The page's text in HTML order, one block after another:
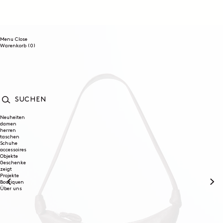
Menu Close
Warenkorb (0)
Neuheiten
damen
herren
taschen
Schuhe
accessoires
Objekte
Geschenke
zeigt
Projekte
Boutiquen
Über uns